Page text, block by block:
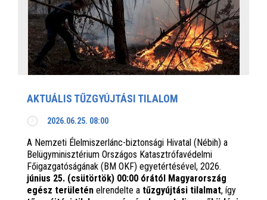
AKTUÁLIS TŰZGYÚJTÁSI TILALOM
2026.06.25. 08:00
A Nemzeti Élelmiszerlánc-biztonsági Hivatal (Nébih) a
Belügyminisztérium Országos Katasztrófavédelmi
Főigazgatóságának (BM OKF) egyetértésével, 2026.
június 25. (csütörtök) 00:00 órától Magyarország
egész területén elrendelte a tűzgyújtási tilalmat, így